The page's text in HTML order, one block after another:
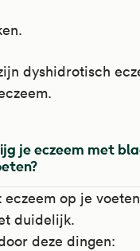
dyshidrotisch
je eczeem met
op je
duidelijk.
deze dingen: